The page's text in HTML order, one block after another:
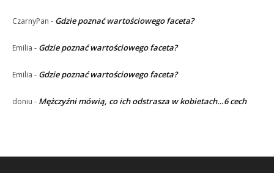
CzarnyPan - Gdzie poznać wartościowego faceta?
Emilia - Gdzie poznać wartościowego faceta?
Emilia - Gdzie poznać wartościowego faceta?
doniu - Mężczyźni mówią, co ich odstrasza w kobietach…6 cech